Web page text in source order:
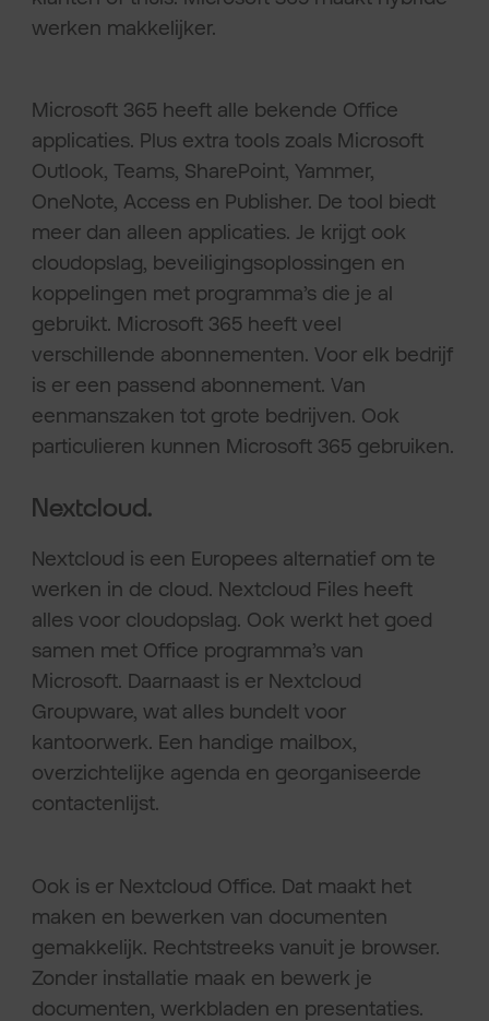
werken makkelijker.
Microsoft 365 heeft alle bekende Office
applicaties. Plus extra tools zoals Microsoft
Outlook, Teams, SharePoint, Yammer,
OneNote, Access en Publisher. De tool biedt
meer dan alleen applicaties. Je krijgt ook
cloudopslag, beveiligingsoplossingen en
koppelingen met programma’s die je al
gebruikt. Microsoft 365 heeft veel
verschillende abonnementen. Voor elk bedrijf
is er een passend abonnement. Van
eenmanszaken tot grote bedrijven. Ook
particulieren kunnen Microsoft 365 gebruiken.
Nextcloud.
Nextcloud is een Europees alternatief om te
werken in de cloud. Nextcloud Files heeft
alles voor cloudopslag. Ook werkt het goed
samen met Office programma’s van
Microsoft. Daarnaast is er Nextcloud
Groupware, wat alles bundelt voor
kantoorwerk. Een handige mailbox,
overzichtelijke agenda en georganiseerde
contactenlijst.
Ook is er Nextcloud Office. Dat maakt het
maken en bewerken van documenten
gemakkelijk. Rechtstreeks vanuit je browser.
Zonder installatie maak en bewerk je
documenten, werkbladen en presentaties.